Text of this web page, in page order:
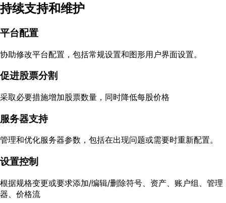
持续支持和维护
平台配置
协助修改平台配置，包括常规设置和图形用户界面设置。
促进股票分割
采取必要措施增加股票数量，同时降低每股价格
服务器支持
管理和优化服务器参数，包括在出现问题或需要时重新配置。
设置控制
根据规格变更或要求添加/编辑/删除符号、资产、账户组、管理
器、价格流